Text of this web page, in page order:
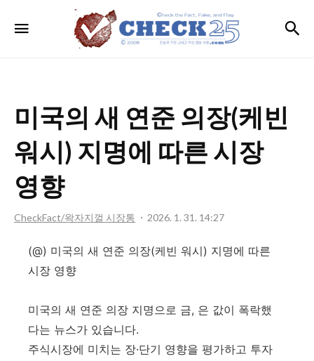
ⓒheck
the
Flag.
미국의 새 연준 의장(케빈
워시) 지명에 따른 시장
영향
CheckFact/왁자지껄 시장통 2026. 1. 31. 14:27
(@) 미국의 새 연준 의장(케빈 워시) 지명에 따른
시장 영향
미국의 새 연준 의장 지명으로 금, 은 값이 폭락했
다는 뉴스가 있습니다.
주식시장에 미치는 장·단기 영향을 평가하고 투자